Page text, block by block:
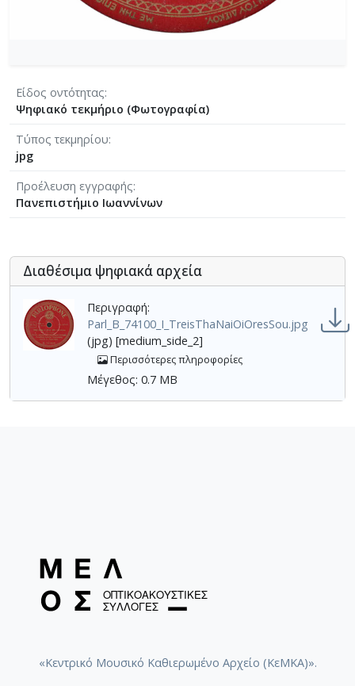
Είδος οντότητας
Ψηφιακό τεκμήριο (Φωτογραφία)
Τύπος τεκμηρίου
jpg
Προέλευση εγγραφής
Πανεπιστήμιο Ιωαννίνων
Διαθέσιμα ψηφιακά αρχεία
Περιγραφή:
Parl_B_74100_Ι_TreisThaNaiOiOresSou.jpg
(jpg) [medium_side_2]
Περισσότερες πληροφορίες
Μέγεθος: 0.7 MB
«Κεντρικό Μουσικό Καθιερωμένο Αρχείο (ΚεΜΚΑ)».